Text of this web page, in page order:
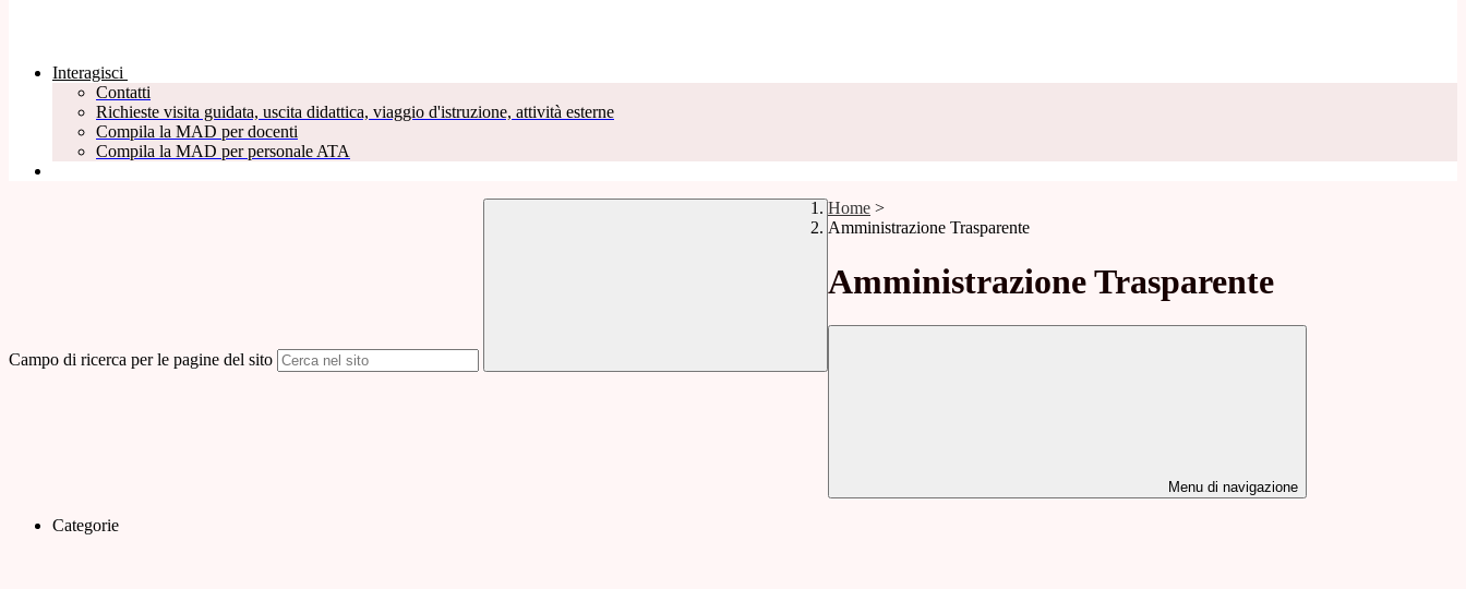
Interagisci
Contatti
Richieste visita guidata, uscita didattica, viaggio d'istruzione, attività esterne
Compila la MAD per docenti
Compila la MAD per personale ATA
Campo di ricerca per le pagine del sito
Home >
Amministrazione Trasparente
Amministrazione Trasparente
Menu di navigazione
Categorie